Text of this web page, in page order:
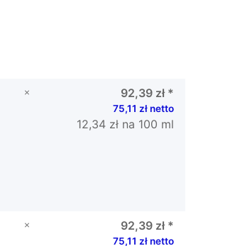
× 92,39 zł *
75,11 zł netto
12,34 zł na 100 ml
× 92,39 zł *
75,11 zł netto